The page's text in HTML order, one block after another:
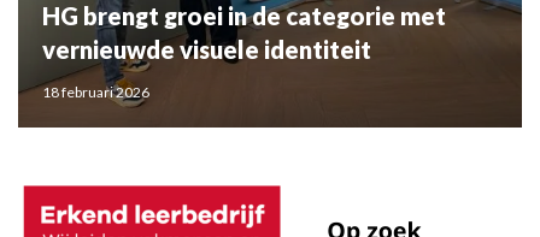
HG brengt groei in de categorie met
vernieuwde visuele identiteit
18 februari 2026